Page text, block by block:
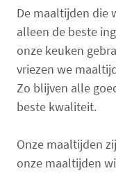
De maaltijden die
alleen de beste
onze keuken
vriezen we
Zo blijven alle
beste kwaliteit.
Onze maaltijden
onze maaltijden